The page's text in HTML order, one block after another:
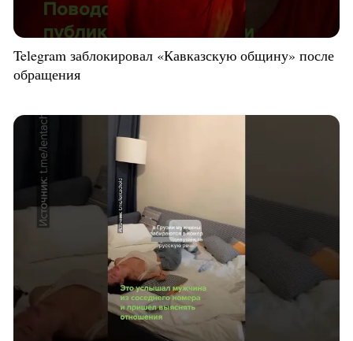
Telegram заблокировал «Кавказскую общину» после
обращения